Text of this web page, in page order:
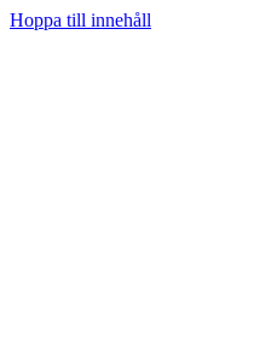
Hoppa till innehåll